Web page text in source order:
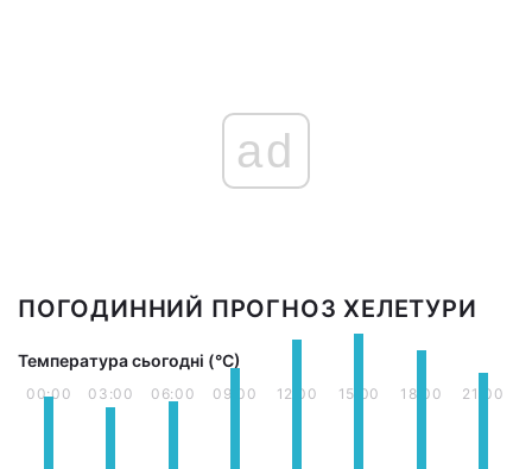
ad
ПОГОДИННИЙ ПРОГНОЗ ХЕЛЕТУРИ
Температура сьогодні (°С)
00:00 03:00 06:00 09:00 12:00 15:00 18:00 21:00